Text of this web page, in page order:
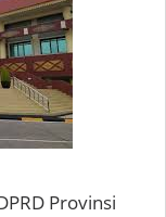
Provinsi